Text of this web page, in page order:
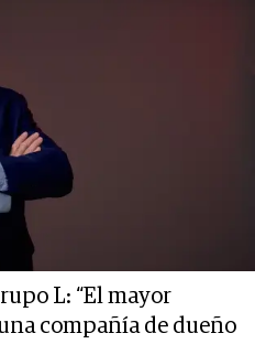
L: “El mayor
compañía de dueño